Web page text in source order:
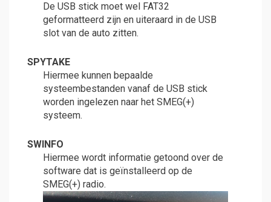
De USB stick moet wel FAT32
geformatteerd zijn en uiteraard in de USB
slot van de auto zitten.
SPYTAKE
Hiermee kunnen bepaalde
systeembestanden vanaf de USB stick
worden ingelezen naar het SMEG(+)
systeem.
SWINFO
Hiermee wordt informatie getoond over de
software dat is geïnstalleerd op de
SMEG(+) radio.